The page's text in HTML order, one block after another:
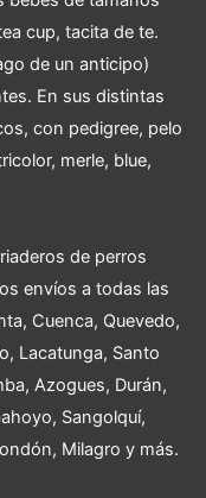
cup, tacita de te.
de un anticipo)
En sus distintas
con pedigree, pelo
merle, blue,
de perros
envíos a todas las
Cuenca, Quevedo,
Lacatunga, Santo
Azogues, Durán,
Sangolquí,
Milagro y más.